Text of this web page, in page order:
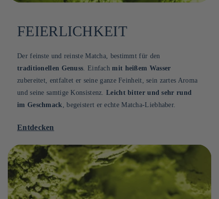
FEIERLICHKEIT
Der feinste und reinste Matcha, bestimmt für den
traditionellen Genuss. Einfachmit heißem Wasser
zubereitet, entfaltet er seine ganze Feinheit, sein zartes Aroma
und seine samtige Konsistenz.Leicht bitter und sehr rund
im Geschmack, begeistert er echte Matcha-Liebhaber.
Entdecken